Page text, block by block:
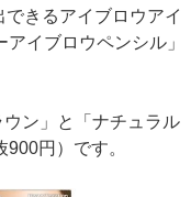
きるアイブロウアイ
イブロウペンシル」
ン」と「ナチュラル
円）です。